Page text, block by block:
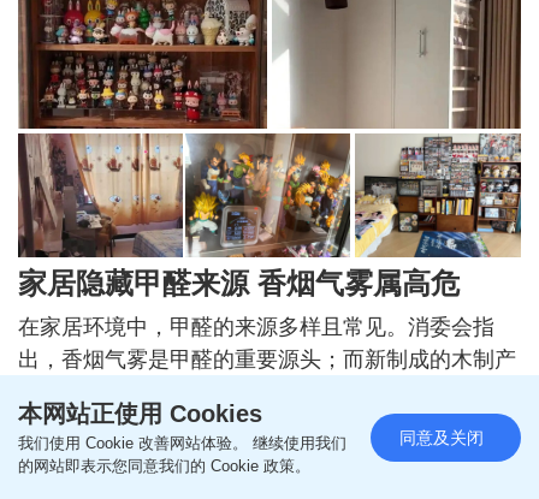
家居隐藏甲醛来源 香烟气雾属高危
在家居环境中，甲醛的来源多样且常见。消委会指
出，香烟气雾是甲醛的重要源头；而新制成的木制产
成的窗帘布）都有机会释出较高浓度的甲醛。此外，
其所用的胶水、油漆、清漆、地板涂层、地毡、软塑
本网站正使用 Cookies
我们使用 Cookie 改善网站体验。 继续使用我们
的网站即表示您同意我们的 Cookie 政策。
同意及关闭